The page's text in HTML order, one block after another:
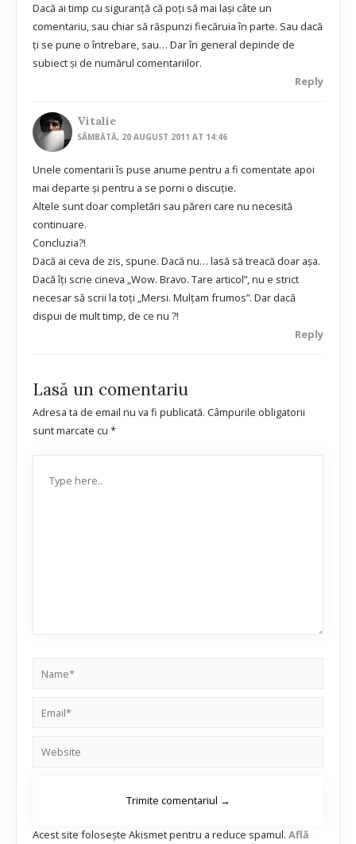
Dacă ai timp cu siguranță că poți să mai lași câte un
comentariu, sau chiar să răspunzi fiecăruia în parte. Sau dacă
ți se pune o întrebare, sau… Dar în general depinde de
subiect și de numărul comentariilor.
Reply
Vitalie
SÂMBĂTĂ, 20 AUGUST 2011 AT 14:46
Unele comentarii îs puse anume pentru a fi comentate apoi
mai departe şi pentru a se porni o discuţie.
Altele sunt doar completări sau păreri care nu necesită
continuare.
Concluzia?!
Dacă ai ceva de zis, spune. Dacă nu… lasă să treacă doar aşa.
Dacă îţi scrie cineva „Wow. Bravo. Tare articol”, nu e strict
necesar să scrii la toţi „Mersi. Mulţam frumos”. Dar dacă
dispui de mult timp, de ce nu ?!
Reply
Lasă un comentariu
Adresa ta de email nu va fi publicată. Câmpurile obligatorii
sunt marcate cu *
Acest site folosește Akismet pentru a reduce spamul. Află